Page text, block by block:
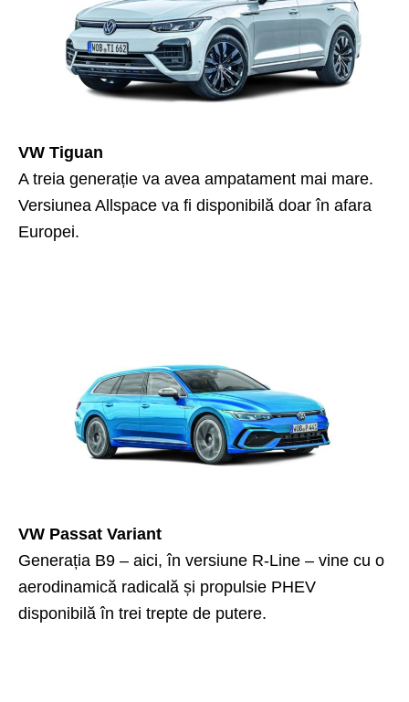
VW Tiguan
A treia generație va avea ampatament mai mare.
Versiunea Allspace va fi disponibilă doar în afara
Europei.
VW Passat Variant
Generația B9 – aici, în versiune R-Line – vine cu o
aerodinamică radicală și propulsie PHEV
disponibilă în trei trepte de putere.